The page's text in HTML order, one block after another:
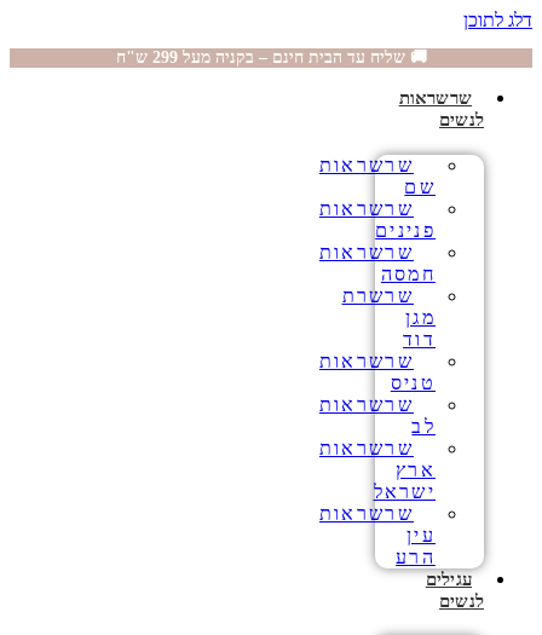
דלג לתוכן
🚚 שליח עד הבית חינם – בקניה מעל 299 ש"ח
שרשראות
לנשים
שרשראות
שם
שרשראות
פנינים
שרשראות
חמסה
שרשרת
מגן
דוד
שרשראות
טניס
שרשראות
לב
שרשראות
ארץ
ישראל
שרשראות
עין
הרע
עגילים
לנשים